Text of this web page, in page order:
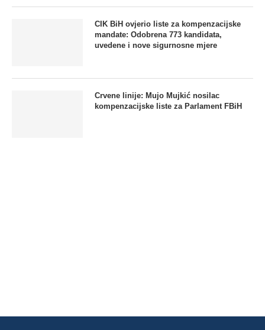
CIK BiH ovjerio liste za kompenzacijske
mandate: Odobrena 773 kandidata,
uvedene i nove sigurnosne mjere
Crvene linije: Mujo Mujkić nosilac
kompenzacijske liste za Parlament FBiH